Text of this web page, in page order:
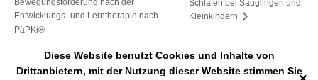
Diese Website benutzt Cookies und Inhalte von
Drittanbietern, mit der Nutzung dieser Website stimmen Sie
Bewegungsförderung nach der
Entwicklungs- und Lerntherapie nach
PäPKi®
Schlafen bei Säuglingen und
Kleinkindern